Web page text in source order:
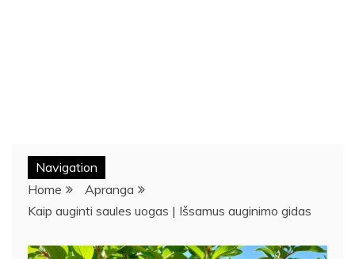
Navigation
Home
Apranga
Kaip auginti saules uogas | Išsamus auginimo gidas